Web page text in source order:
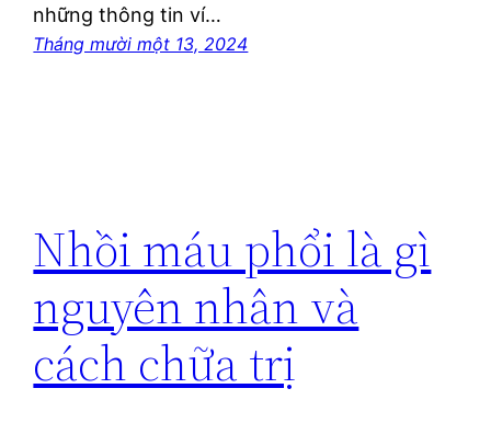
những thông tin ví…
Tháng mười một 13, 2024
Nhồi máu phổi là gì
nguyên nhân và
cách chữa trị